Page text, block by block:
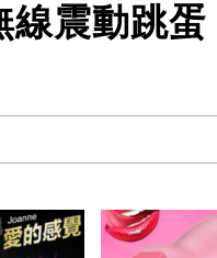
線震動跳蛋